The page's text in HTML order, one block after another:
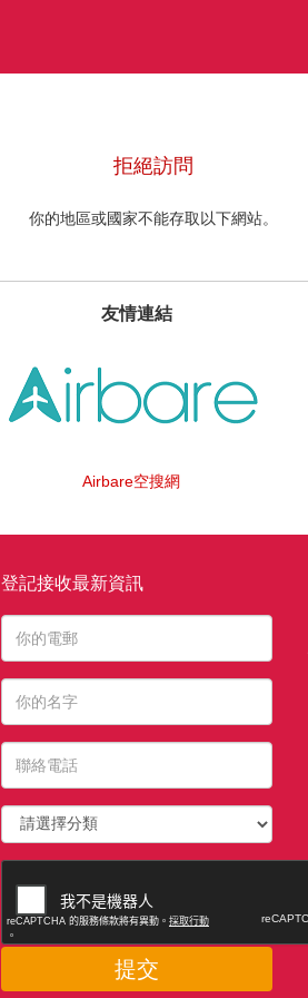
拒絕訪問
你的地區或國家不能存取以下網站。
友情連結
Airbare空搜網
登記接收最新資訊
提交